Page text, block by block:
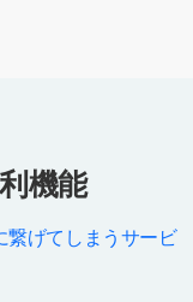
機能
繋げてしまうサービ